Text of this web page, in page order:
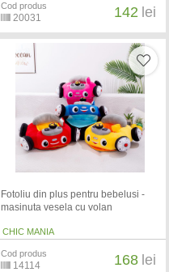
Cod produs
20031 142 lei
Fotoliu din plus pentru bebelusi -
masinuta vesela cu volan
CHIC MANIA
Cod produs
14114 168 lei